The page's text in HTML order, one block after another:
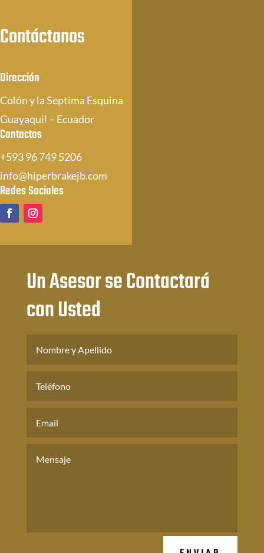
Contáctanos
Dirección
Colón y la Septima Esquina
Guayaquil – Ecuador
Contactos
+593 96 749 5206
info@hiperbrakejb.com
Redes Sociales
Un Asesor se Contactará
con Usted